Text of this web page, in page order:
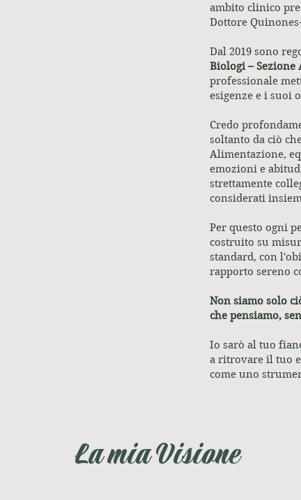
ambito clinico
Dottore
Dal 2019 sono
Biologi – Sezione
professionale
esigenze e i suoi
Credo
soltanto da ciò
Alimentazione,
emozioni e
strettamente
considerati
Per questo ogni
costruito su
standard, con
rapporto sereno
Non siamo solo
che pensiamo,
Io sarò al tuo
a ritrovare il tuo
come uno
La mia Visione